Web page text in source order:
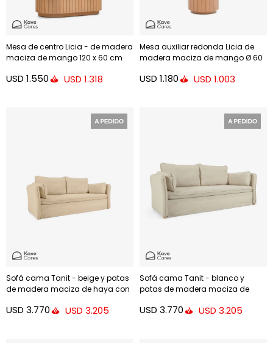
Mesa de centro Licia - de madera
maciza de mango 120 x 60 cm
USD 1.550 USD 1.318
Mesa auxiliar redonda Licia de
madera maciza de mango Ø 60
USD 1.180 USD 1.003
Sofá cama Tanit - beige y patas
de madera maciza de haya con
USD 3.770 USD 3.205
Sofá cama Tanit - blanco y
patas de madera maciza de
cm
USD 3.770 USD 3.205